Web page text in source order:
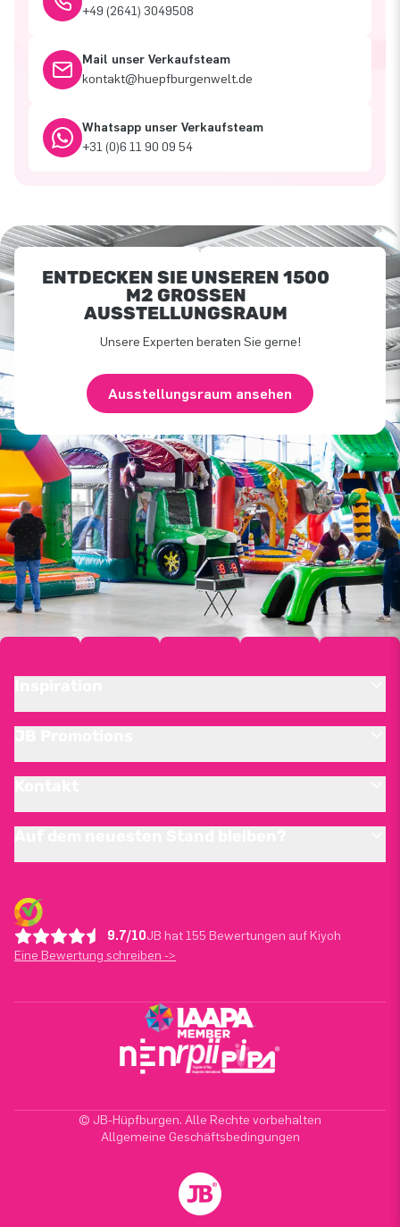
+49 (2641) 3049508
Mail unser Verkaufsteam
kontakt@huepfburgenwelt.de
Whatsapp unser Verkaufsteam
+31 (0)6 11 90 09 54
ENTDECKEN SIE UNSEREN 1500
M2 GROSSEN A
USSTELLUNGSRAUM
Unsere Experten beraten Sie gerne!
Ausstellungsraum ansehen
9.7/10JB hat 155 Bewertungen auf Kiyoh
Eine Bewertung schreiben ->
© JB-Hüpfburgen. Alle Rechte vorbehalten
Allgemeine Geschäftsbedingungen